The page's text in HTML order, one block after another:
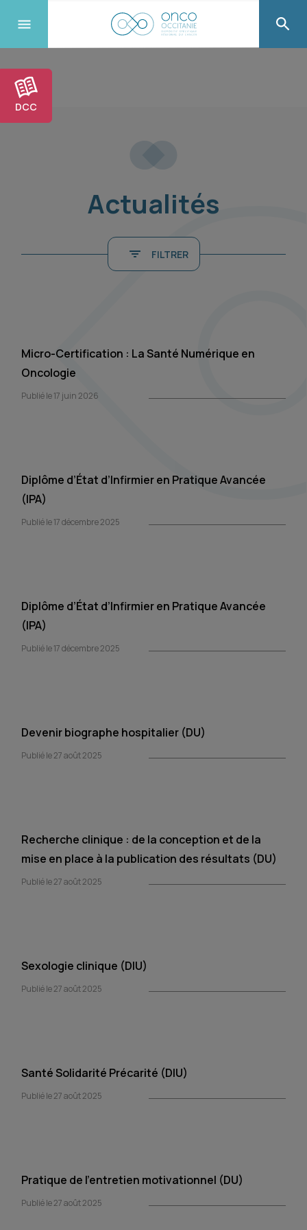
DCC
Actualités
FILTRER
Micro-Certification : La Santé Numérique en
Oncologie
Publié le 17 juin 2026
Diplôme d’État d’Infirmier en Pratique Avancée
(IPA)
Publié le 17 décembre 2025
Diplôme d’État d’Infirmier en Pratique Avancée
(IPA)
Publié le 17 décembre 2025
Devenir biographe hospitalier (DU)
Publié le 27 août 2025
Recherche clinique : de la conception et de la
mise en place à la publication des résultats (DU)
Publié le 27 août 2025
Sexologie clinique (DIU)
Publié le 27 août 2025
Santé Solidarité Précarité (DIU)
Publié le 27 août 2025
Pratique de l’entretien motivationnel (DU)
Publié le 27 août 2025